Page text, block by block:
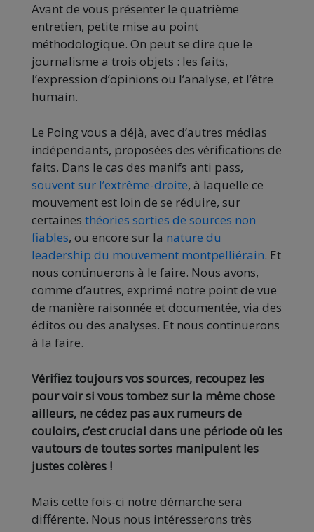
Avant de vous présenter le quatrième
entretien, petite mise au point
méthodologique. On peut se dire que le
journalisme a trois objets : les faits,
l’expression d’opinions ou l’analyse, et l’être
humain.
Le Poing vous a déjà, avec d’autres médias
indépendants, proposées des vérifications de
faits. Dans le cas des manifs anti pass,
souvent sur l’extrême-droite, à laquelle ce
mouvement est loin de se réduire, sur
certaines théories sorties de sources non
fiables, ou encore sur la nature du
leadership du mouvement montpelliérain. Et
nous continuerons à le faire. Nous avons,
comme d’autres, exprimé notre point de vue
de manière raisonnée et documentée, via des
éditos ou des analyses. Et nous continuerons
à la faire.
Vérifiez toujours vos sources, recoupez les
pour voir si vous tombez sur la même chose
ailleurs, ne cédez pas aux rumeurs de
couloirs, c’est crucial dans une période où les
vautours de toutes sortes manipulent les
justes colères !
Mais cette fois-ci notre démarche sera
différente. Nous nous intéresserons très